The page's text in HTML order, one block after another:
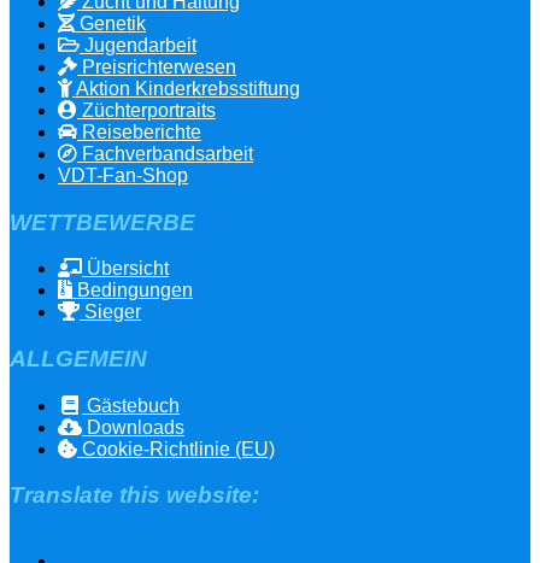
Genetik
Jugendarbeit
Preisrichterwesen
Aktion Kinderkrebsstiftung
Züchterportraits
Reiseberichte
Fachverbandsarbeit
VDT-Fan-Shop
WETTBEWERBE
Übersicht
Bedingungen
Sieger
ALLGEMEIN
Gästebuch
Downloads
Cookie-Richtlinie (EU)
Translate this website: